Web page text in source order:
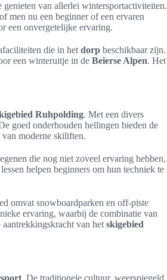
van allerlei wintersportactiviteiten.
men nu een beginner of een ervaren
een onvergetelijke ervaring.
die in het dorp beschikbaar zijn.
een winteruitje in de Beierse Alpen. Het
Ruhpolding. Met een divers
goed onderhouden hellingen bieden de
moderne skiliften.
die nog niet zoveel ervaring hebben,
helpen beginners om hun techniek te
omvat snowboardparken en off-piste
ervaring, waarbij de combinatie van
van het skigebied